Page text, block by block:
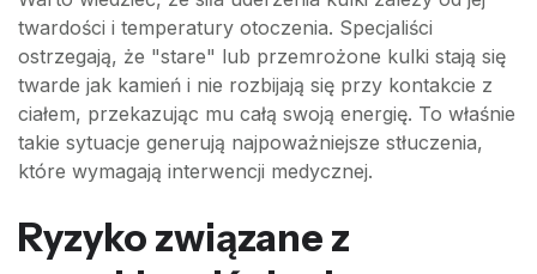
twardości i temperatury otoczenia. Specjaliści
ostrzegają, że "stare" lub przemrożone kulki stają się
twarde jak kamień i nie rozbijają się przy kontakcie z
ciałem, przekazując mu całą swoją energię. To właśnie
takie sytuacje generują najpoważniejsze stłuczenia,
które wymagają interwencji medycznej.
Ryzyko związane z